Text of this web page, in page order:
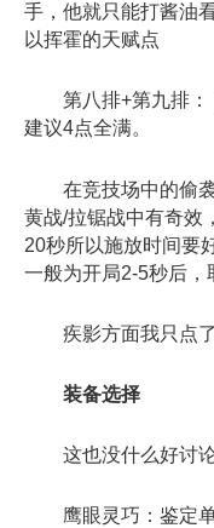
手，他就只能打酱油
以挥霍的天赋点
第八排+第九排：
建议4点全满。
在竞技场中的偷袭
黄战/拉锯战中有奇效
20秒所以施放时间要
一般为开局2-5秒后，
疾影方面我只点了
装备选择
这也没什么好讨论
鹰眼灵巧：鉴定单